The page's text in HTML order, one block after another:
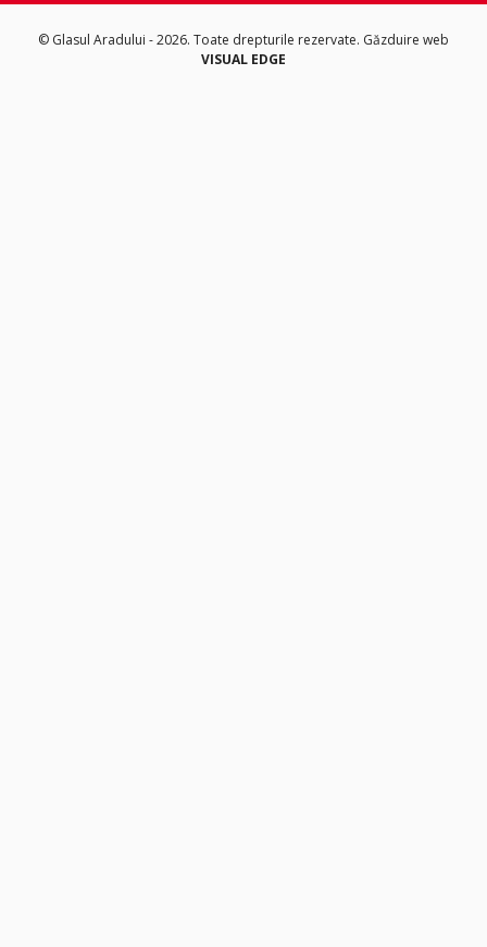
© Glasul Aradului - 2026. Toate drepturile rezervate. Găzduire web
VISUAL EDGE